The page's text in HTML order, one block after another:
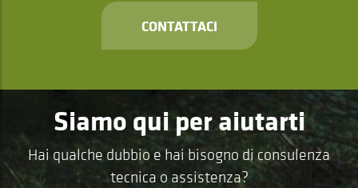
CONTATTACI
Siamo qui per aiutarti
Hai qualche dubbio e hai bisogno di consulenza
tecnica o assistenza?